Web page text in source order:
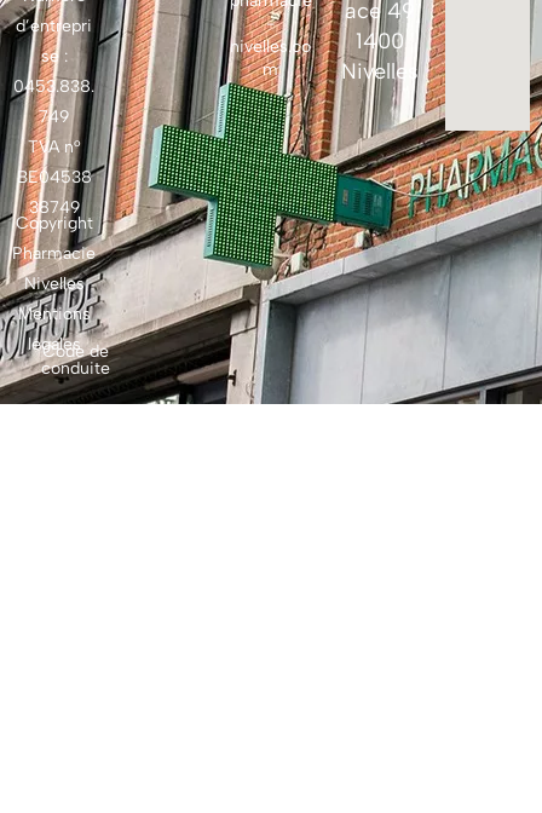
d’entrepri
se :
0453.838.
749
TVA n°
BE04538
38749
Copyright
Pharmacie
Nivelles
Mentions
légales
Code de
conduite
-
nivelles.co
m
ace 49
1400
Nivelles